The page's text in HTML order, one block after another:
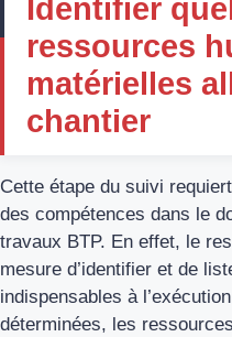
Identifier
ressources
matérielles
chantier
Cette étape du suivi
des compétences dans le
travaux BTP. En effet, le
mesure d’identifier et de
indispensables à
déterminées, les